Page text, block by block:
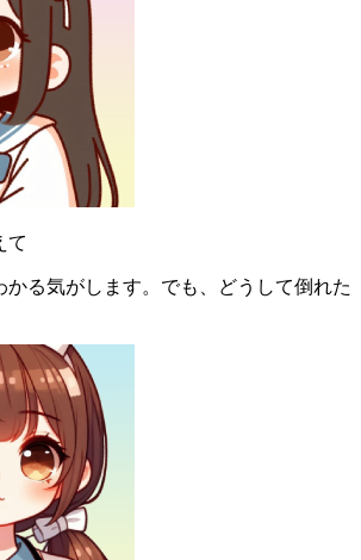
て
かる気がします。でも、どうして倒れた